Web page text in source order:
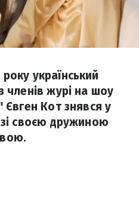
український
членів журі на шоу
Євген Кот знявся у
зі своєю дружиною